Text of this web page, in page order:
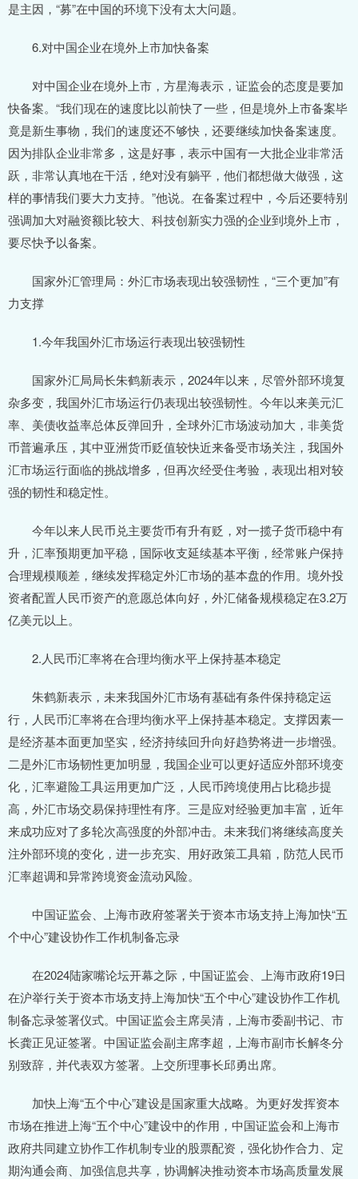
是主因，“募”在中国的环境下没有太大问题。
6.对中国企业在境外上市加快备案
对中国企业在境外上市，方星海表示，证监会的态度是要加
快备案。“我们现在的速度比以前快了一些，但是境外上市备案毕
竟是新生事物，我们的速度还不够快，还要继续加快备案速度。
因为排队企业非常多，这是好事，表示中国有一大批企业非常活
跃，非常认真地在干活，绝对没有躺平，他们都想做大做强，这
样的事情我们要大力支持。”他说。在备案过程中，今后还要特别
强调加大对融资额比较大、科技创新实力强的企业到境外上市，
要尽快予以备案。
国家外汇管理局：外汇市场表现出较强韧性，“三个更加”有
力支撑
1.今年我国外汇市场运行表现出较强韧性
国家外汇局局长朱鹤新表示，2024年以来，尽管外部环境复
杂多变，我国外汇市场运行仍表现出较强韧性。今年以来美元汇
率、美债收益率总体反弹回升，全球外汇市场波动加大，非美货
币普遍承压，其中亚洲货币贬值较快近来备受市场关注，我国外
汇市场运行面临的挑战增多，但再次经受住考验，表现出相对较
强的韧性和稳定性。
今年以来人民币兑主要货币有升有贬，对一揽子货币稳中有
升，汇率预期更加平稳，国际收支延续基本平衡，经常账户保持
合理规模顺差，继续发挥稳定外汇市场的基本盘的作用。境外投
资者配置人民币资产的意愿总体向好，外汇储备规模稳定在3.2万
亿美元以上。
2.人民币汇率将在合理均衡水平上保持基本稳定
朱鹤新表示，未来我国外汇市场有基础有条件保持稳定运
行，人民币汇率将在合理均衡水平上保持基本稳定。支撑因素一
是经济基本面更加坚实，经济持续回升向好趋势将进一步增强。
二是外汇市场韧性更加明显，我国企业可以更好适应外部环境变
化，汇率避险工具运用更加广泛，人民币跨境使用占比稳步提
高，外汇市场交易保持理性有序。三是应对经验更加丰富，近年
来成功应对了多轮次高强度的外部冲击。未来我们将继续高度关
注外部环境的变化，进一步充实、用好政策工具箱，防范人民币
汇率超调和异常跨境资金流动风险。
中国证监会、上海市政府签署关于资本市场支持上海加快“五
个中心”建设协作工作机制备忘录
在2024陆家嘴论坛开幕之际，中国证监会、上海市政府19日
在沪举行关于资本市场支持上海加快“五个中心”建设协作工作机
制备忘录签署仪式。中国证监会主席吴清，上海市委副书记、市
长龚正见证签署。中国证监会副主席李超，上海市副市长解冬分
别致辞，并代表双方签署。上交所理事长邱勇出席。
加快上海“五个中心”建设是国家重大战略。为更好发挥资本
市场在推进上海“五个中心”建设中的作用，中国证监会和上海市
政府共同建立协作工作机制专业的股票配资，强化协作合力、定
期沟通会商、加强信息共享，协调解决推动资本市场高质量发展